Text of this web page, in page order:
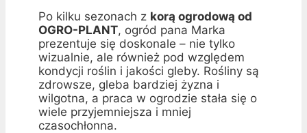
Po kilku sezonach z korą ogrodową od
OGRO-PLANT, ogród pana Marka
prezentuje się doskonale – nie tylko
wizualnie, ale również pod względem
kondycji roślin i jakości gleby. Rośliny są
zdrowsze, gleba bardziej żyzna i
wilgotna, a praca w ogrodzie stała się o
wiele przyjemniejsza i mniej
czasochłonna.